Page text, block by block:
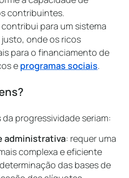
contribuintes.
contribui para um sistema
onde os ricos
para o financiamento de
e programas sociais.
progressividade seriam:
administrativa: requer uma
complexa e eficiente
das bases de